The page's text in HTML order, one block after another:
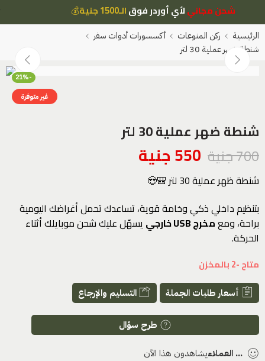
شحن مجانيلأي أوردر فوقالـ1500 جنية 💰
الرئيسية ركن المنوعات
أكسسورات أدوات سفر
شنطة ضهر عملية 30 لتر
-21%
غير متوفرة
شنطة ضهر عملية 30 لتر
700جنية 550جنية
شنطة ظهر عملية 30 لتر 🎒😍
بتنظيم داخلي ذكي وخامة قوية، تساعدك تحمل أغراضك اليومية
براحة، ومعمخرج USB خارجي
يسهّل عليك شحن موبايلك أثناء
الحركة.
متاح -2 بالمخزن
أسعار طلبات الجملة التسليم والإرجاع
طرح سؤال
... العملاءيشاهدون هذا الآن